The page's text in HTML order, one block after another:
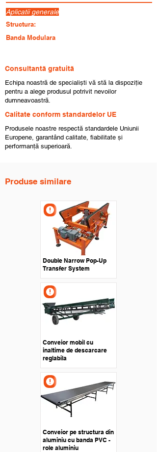
Aplicatii generale
Structura:
Banda Modulara
Consultantă gratuită
Echipa noastră de specialiști vă stă la dispoziție
pentru a alege produsul potrivit nevoilor
dumneavoastră.
Calitate conform standardelor UE
Produsele noastre respectă standardele Uniunii
Europene, garantând calitate, fiabilitate și
performanță superioară.
Produse similare
Double Narrow Pop-Up
Transfer System
Conveior mobil cu
inaltime de descarcare
reglabila
Conveior pe structura din
aluminiu cu banda PVC -
role aluminiu